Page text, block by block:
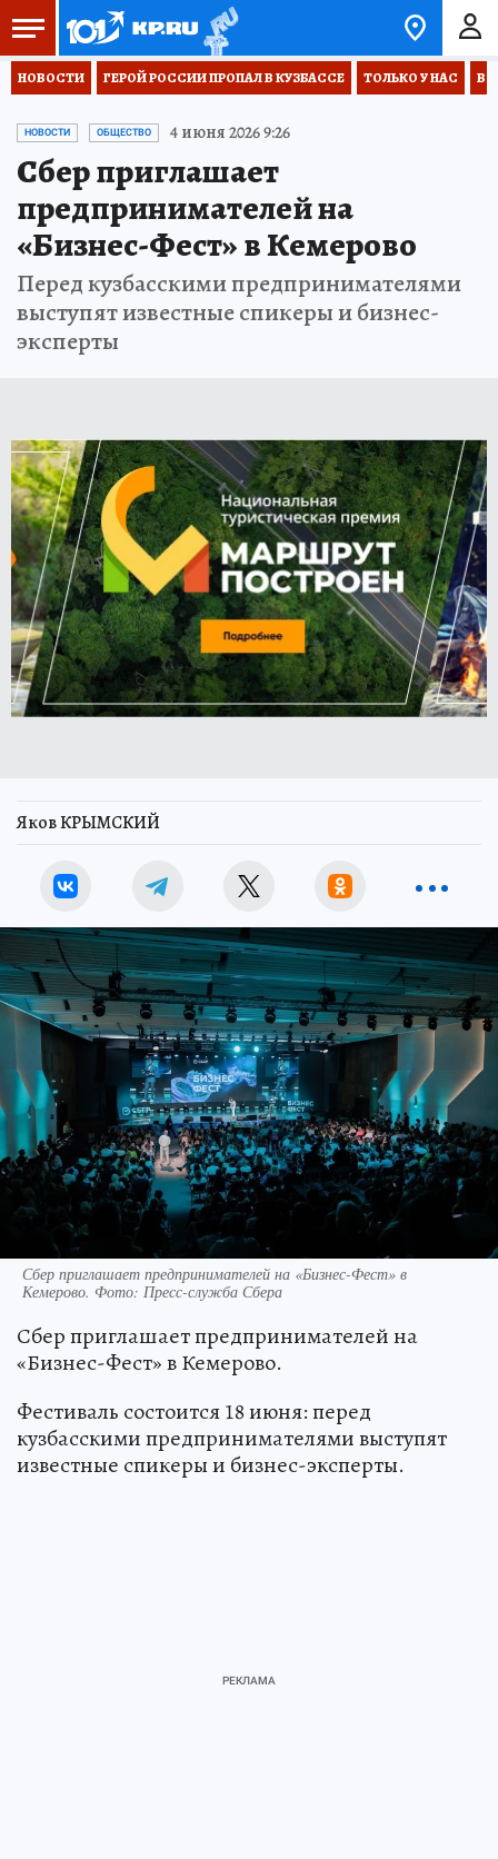
НОВОСТИ ГЕРОЙ РОССИИ ПРОПАЛ В КУЗБАССЕ ТОЛЬКО У НАС
НОВОСТИ ОБЩЕСТВО 4 июня 2026 9:26
Сбер приглашает
предпринимателей на
«Бизнес-Фест» в Кемерово
Перед кузбасскими предпринимателями
выступят известные спикеры и бизнес-
эксперты
Яков КРЫМСКИЙ
Сбер приглашает предпринимателей на «Бизнес-Фест» в
Кемерово. Фото: Пресс-служба Сбера
Сбер приглашает предпринимателей на
«Бизнес-Фест» в Кемерово.
Фестиваль состоится 18 июня: перед
кузбасскими предпринимателями выступят
известные спикеры и бизнес-эксперты.